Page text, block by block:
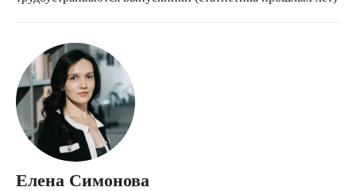
Елена Симонова